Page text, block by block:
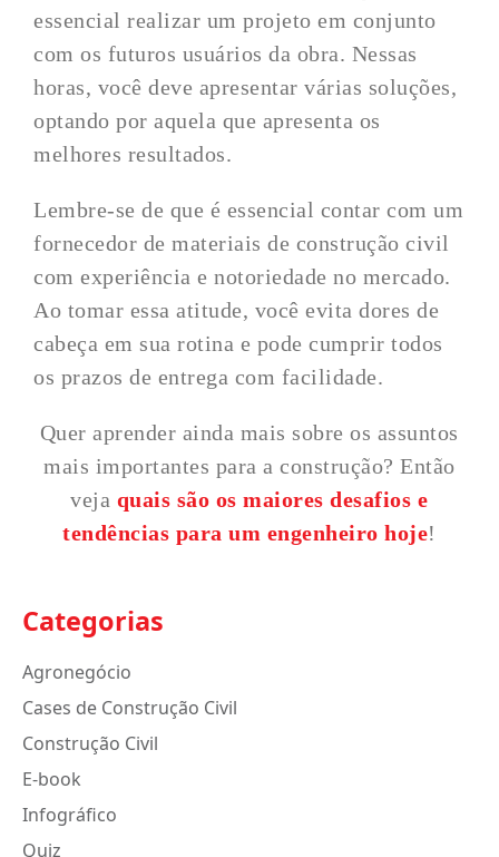
essencial realizar um projeto em conjunto
com os futuros usuários da obra. Nessas
horas, você deve apresentar várias soluções,
optando por aquela que apresenta os
melhores resultados.
Lembre-se de que é essencial contar com um
fornecedor de materiais de construção civil
com experiência e notoriedade no mercado.
Ao tomar essa atitude, você evita dores de
cabeça em sua rotina e pode cumprir todos
os prazos de entrega com facilidade.
Quer aprender ainda mais sobre os assuntos
mais importantes para a construção? Então
veja quais são os maiores desafios e
tendências para um engenheiro hoje!
Categorias
Agronegócio
Cases de Construção Civil
Construção Civil
E-book
Infográfico
Quiz